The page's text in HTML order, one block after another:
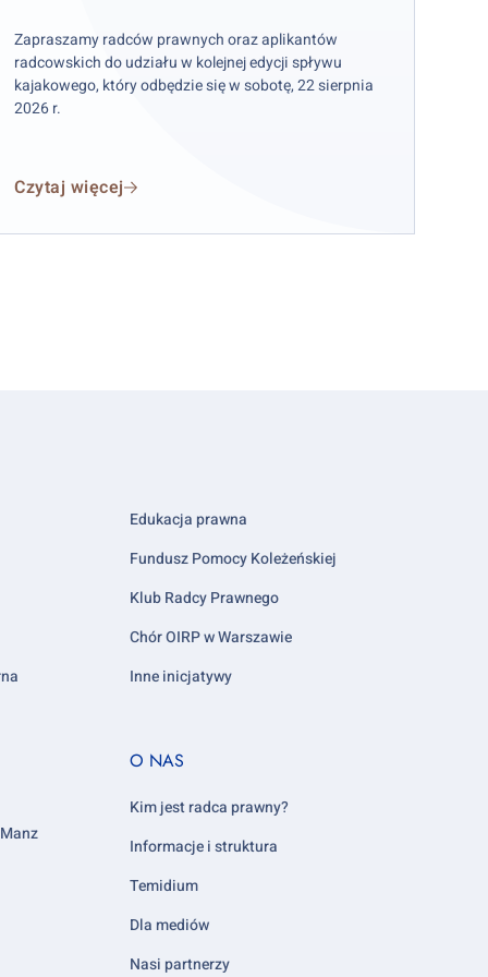
Zapraszamy radców prawnych oraz aplikantów
radcowskich do udziału w kolejnej edycji spływu
kajakowego, który odbędzie się w sobotę, 22 sierpnia
2026 r.
Czytaj więcej
Edukacja prawna
Fundusz Pomocy Koleżeńskiej
Klub Radcy Prawnego
Chór OIRP w Warszawie
Inne inicjatywy
Footer
5
O NAS
Kim jest radca prawny?
Informacje i struktura
Temidium
Dla mediów
Nasi partnerzy